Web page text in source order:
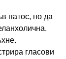
патос, но да
гласови